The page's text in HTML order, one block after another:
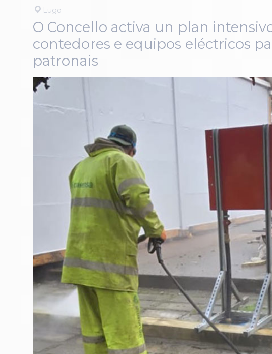
Lugo
O Concello activa un plan
contedores e equipos eléctricos
patronais